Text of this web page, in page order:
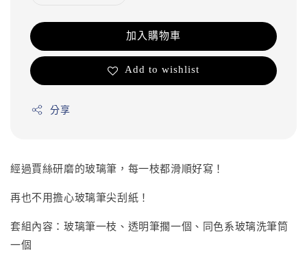
加入購物車
Add to wishlist
分享
經過賈絲研磨的玻璃筆，每一枝都滑順好寫！
再也不用擔心玻璃筆尖刮紙！
套組內容：玻璃筆一枝、透明筆擱一個、同色系玻璃洗筆筒
一個